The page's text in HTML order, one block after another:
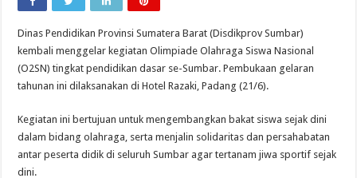
Dinas Pendidikan Provinsi Sumatera Barat (Disdikprov Sumbar)
kembali menggelar kegiatan Olimpiade Olahraga Siswa Nasional
(O2SN) tingkat pendidikan dasar se-Sumbar. Pembukaan gelaran
tahunan ini dilaksanakan di Hotel Razaki, Padang (21/6).
Kegiatan ini bertujuan untuk mengembangkan bakat siswa sejak dini
dalam bidang olahraga, serta menjalin solidaritas dan persahabatan
antar peserta didik di seluruh Sumbar agar tertanam jiwa sportif sejak
dini.